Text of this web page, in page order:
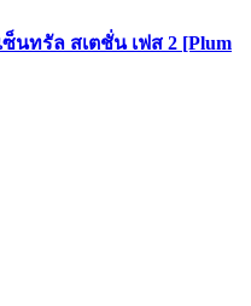
นทรัล สเตชั่น เฟส 2 [Plum